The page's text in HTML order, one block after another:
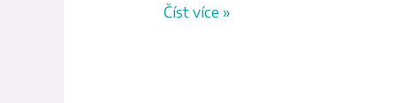
Číst více »